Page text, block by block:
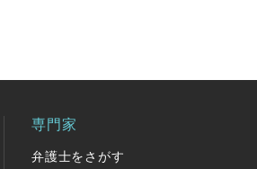
専門家
弁護士をさがす